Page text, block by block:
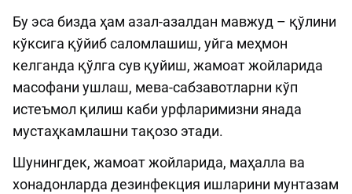
Бу эса бизда ҳам азал-азалдан мавжуд – қўлини
кўксига қўйиб саломлашиш, уйга меҳмон
келганда қўлга сув қуйиш, жамоат жойларида
масофани ушлаш, мева-сабзавотларни кўп
истеъмол қилиш каби урфларимизни янада
мустаҳкамлашни тақозо этади.
Шунингдек, жамоат жойларида, маҳалла ва
хонадонларда дезинфекция ишларини мунтазам